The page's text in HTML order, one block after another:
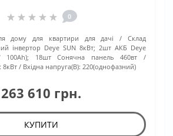
0
дому для квартири для дачі
Склад
інвертор Deye SUN 8кВт; 2шт АКБ Deye
100Ah); 18шт Сонячна панель 460вт
8кВт Вхідна напруга(В): 220(однофазний)
263 610 грн.
КУПИТИ